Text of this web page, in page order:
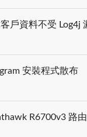
戶資料不受 Log4j
安裝程式散布
R6700v3 路